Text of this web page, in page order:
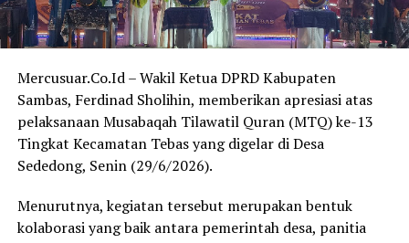
2024 KPU Provinsi Kalimantan Barat, jumlah pemilih di
tiga daerah tersebut terdiri atas:
Kabupaten Sambas: 458.286 pemilih
Kabupaten Bengkayang: 206.526 pemilih
Kota Singkawang: 169.951 pemilih
Sehingga total jumlah pemilih di ketiga daerah mencapai
sekitar 834.763 pemilih.
Sehan menegaskan bahwa besarnya jumlah pemilih
Mercusuar.Co.Id – Wakil Ketua DPRD Kabupaten
Sambas, Ferdinad Sholihin, memberikan apresiasi atas
pelaksanaan Musabaqah Tilawatil Quran (MTQ) ke-13
Tingkat Kecamatan Tebas yang digelar di Desa
Sededong, Senin (29/6/2026).
Menurutnya, kegiatan tersebut merupakan bentuk
kolaborasi yang baik antara pemerintah desa, panitia